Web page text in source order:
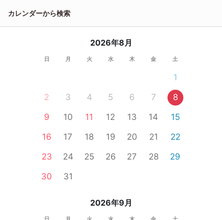
カレンダーから検索
2026年8月
日 月 火 水 木 金 土
1
2
3 4 5 6 7
8
9
10 11 12 13 14
15
16
17 18 19 20 21
22
23
24 25 26 27 28
29
30
31
2026年9月